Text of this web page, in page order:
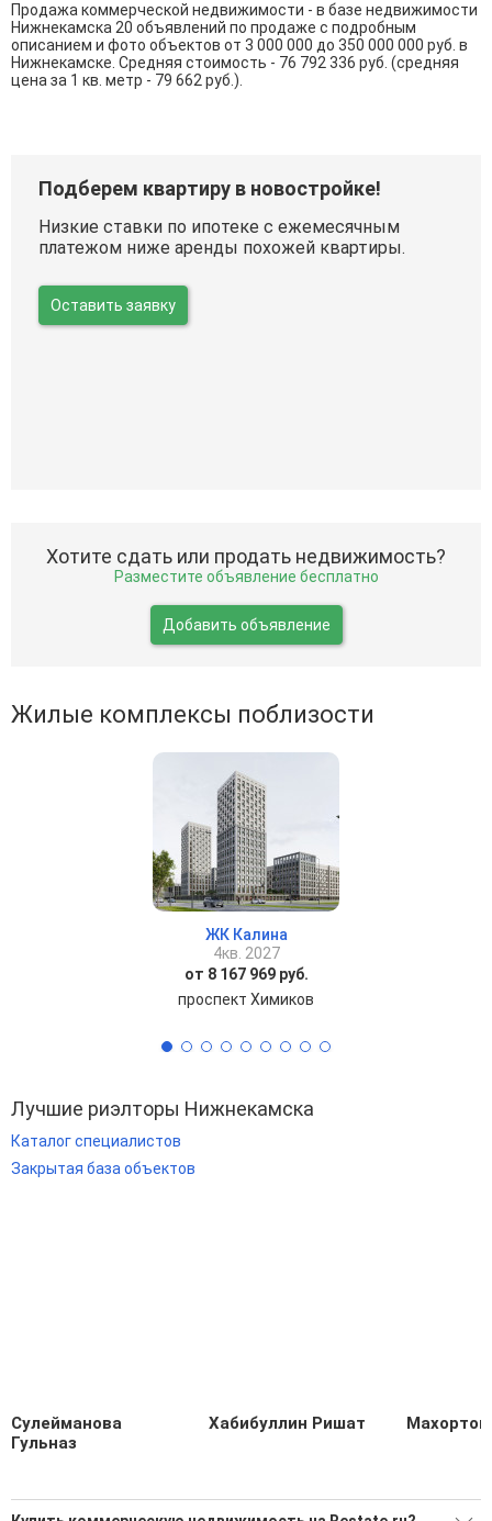
Продажа коммерческой недвижимости - в базе недвижимости
Нижнекамска 20 объявлений по продаже с подробным
описанием и фото объектов от 3 000 000 до 350 000 000 руб. в
Нижнекамске. Средняя стоимость - 76 792 336 руб. (средняя
цена за 1 кв. метр - 79 662 руб.).
Подберем квартиру в новостройке!
Низкие ставки по ипотеке с ежемесячным
платежом ниже аренды похожей квартиры.
Оставить заявку
Хотите сдать или продать недвижимость?
Разместите объявление бесплатно
Добавить объявление
Жилые комплексы поблизости
ЖК Калина
4кв. 2027
от 8 167 969 руб.
проспект Химиков
Лучшие риэлторы Нижнекамска
Каталог специалистов
Закрытая база объектов
Сулейманова
Гульназ
Хабибуллин Ришат